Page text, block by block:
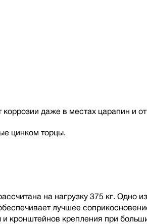
даже в местах царапин и
цинком торцы.
на нагрузку 375 кг. Одно
лучшее
крепления при